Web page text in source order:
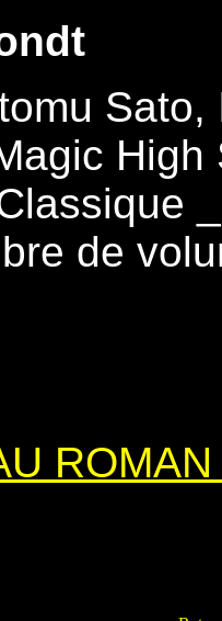
de
ROMAN